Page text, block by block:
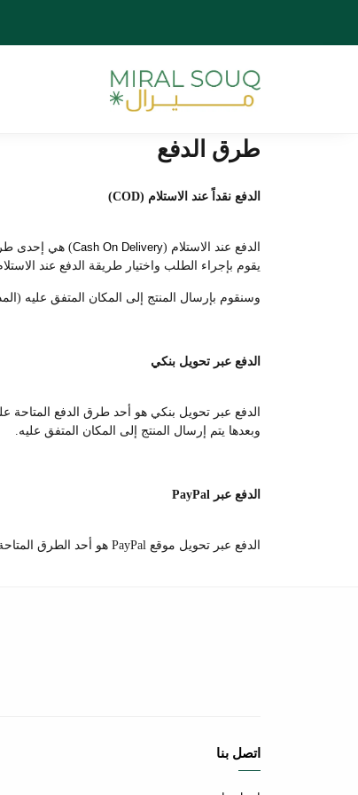
طرق الدفع
الدفع نقداً عند الاستلام (COD)
الدفع عند الاستلام (Cash On Delivery) هي إحدى طرق
يقوم بإجراء الطلب واختيار طريقة الدفع عند
وسنقوم بإرسال المنتج إلى المكان المتفق عليه
الدفع عبر تحويل بنكي
الدفع عبر تحويل بنكي هو أحد طرق الدفع المتاحة
وبعدها يتم إرسال المنتج إلى المكان المتفق عليه.
الدفع عبر PayPal
الدفع عبر تحويل موقع PayPal هو أحد الطرق المتاحة على متجرنا،
اتصل بنا